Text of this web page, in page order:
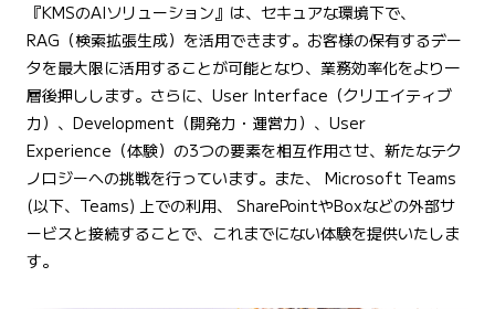
『KMSのAIソリューション』は、セキュアな環境下で、
RAG（検索拡張生成）を活用できます。お客様の保有するデー
タを最大限に活用することが可能となり、業務効率化をより一
層後押しします。さらに、User Interface（クリエイティブ
力）、Development（開発力・運営力）、User
Experience（体験）の3つの要素を相互作用させ、新たなテク
ノロジーへの挑戦を行っています。また、 Microsoft Teams
(以下、Teams) 上での利用、 SharePointやBoxなどの外部サ
ービスと接続することで、これまでにない体験を提供いたしま
す。